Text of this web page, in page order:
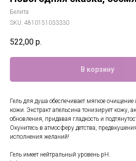
Белита
SKU: 4810151033330
522,00 р.
В корзину
Гель для душа обеспечивает мягкое
кожи. Экстракт апельсина тонизирует кожу,
обновления, придавая гладкость и
Окунитесь в атмосферу детства,
исполнения желаний!
Гель имеет нейтральный уровень pH.